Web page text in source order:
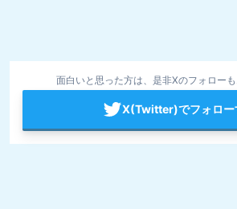
面白いと思った方は、是非Xのフォロー
X(Twitter)でフォロー